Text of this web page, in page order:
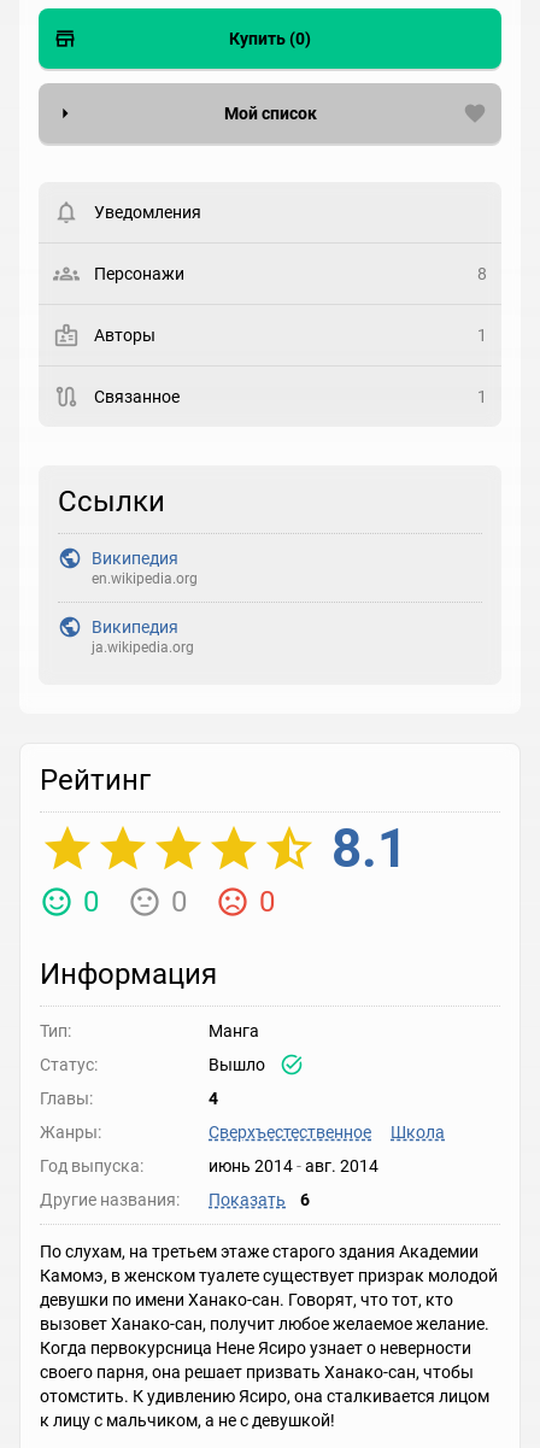
Купить (0)
Мой список
Статус
Рейтинг
Выберите реакцию
Уведомления
Персонажи 8
Авторы 1
Связанное 1
Ссылки
Википедия
en.wikipedia.org
Википедия
ja.wikipedia.org
Рейтинг
8.1
0 0 0
Информация
Тип:
Манга
Статус:
Вышло
Главы:
4
Жанры:
Сверхъестественное
Школа
Год выпуска:
июнь 2014-авг. 2014
Другие названия:
Показать 6
По слухам, на третьем этаже старого здания Академии
Камомэ, в женском туалете существует призрак молодой
девушки по имени Ханако-сан. Говорят, что тот, кто
вызовет Ханако-сан, получит любое желаемое желание.
Когда первокурсница Нене Ясиро узнает о неверности
своего парня, она решает призвать Ханако-сан, чтобы
отомстить. К удивлению Ясиро, она сталкивается лицом
к лицу с мальчиком, а не с девушкой!